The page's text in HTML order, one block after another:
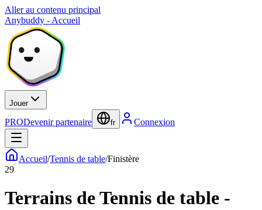
Aller au contenu principal
Anybuddy - Accueil
Jouer
PRODevenir partenaire fr Connexion
Accueil/Tennis de table/Finistère
29
Terrains de Tennis de table -